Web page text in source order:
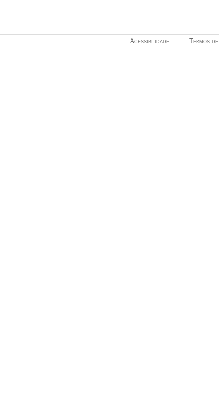
Termos
Acessibilidade